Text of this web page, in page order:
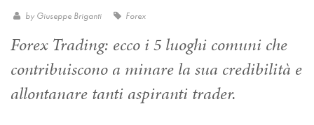
by Giuseppe Briganti Forex
Forex Trading: ecco i 5 luoghi comuni che
contribuiscono a minare la sua credibilità e
allontanare tanti aspiranti trader.